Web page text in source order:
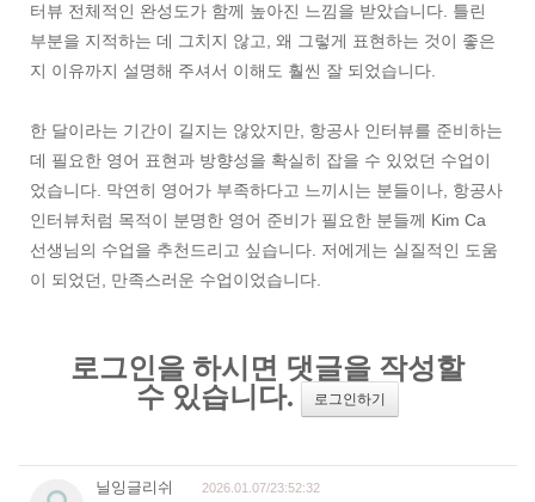
터뷰 전체적인 완성도가 함께 높아진 느낌을 받았습니다. 틀린
부분을 지적하는 데 그치지 않고, 왜 그렇게 표현하는 것이 좋은
지 이유까지 설명해 주셔서 이해도 훨씬 잘 되었습니다.
한 달이라는 기간이 길지는 않았지만, 항공사 인터뷰를 준비하는
데 필요한 영어 표현과 방향성을 확실히 잡을 수 있었던 수업이
었습니다. 막연히 영어가 부족하다고 느끼시는 분들이나, 항공사
인터뷰처럼 목적이 분명한 영어 준비가 필요한 분들께 Kim Ca
선생님의 수업을 추천드리고 싶습니다. 저에게는 실질적인 도움
이 되었던, 만족스러운 수업이었습니다.